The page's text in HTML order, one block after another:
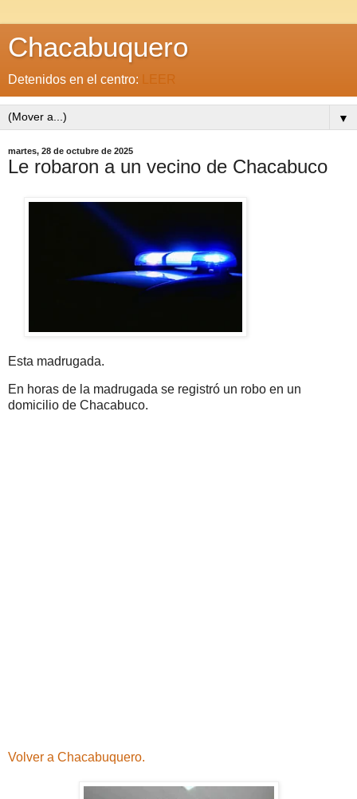
Chacabuquero
Detenidos en el centro: LEER
▼
martes, 28 de octubre de 2025
Le robaron a un vecino de Chacabuco
Esta madrugada.
En horas de la madrugada se registró un robo en un
domicilio de Chacabuco.
Volver a Chacabuquero.